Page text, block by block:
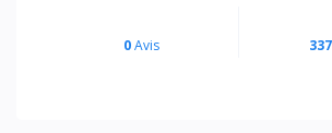
0Avis 337